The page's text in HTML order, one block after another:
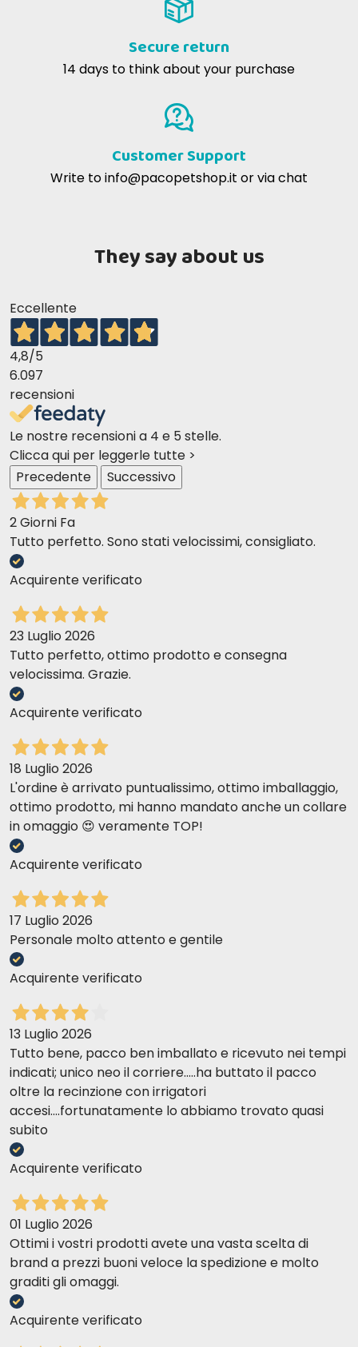
Secure return
14 days to think about your purchase
Customer Support
Write toinfo@pacopetshop.it or via chat
They say about us
Eccellente
4,8/5
6.097
recensioni
Le nostre recensioni a 4 e 5 stelle.
Clicca qui per leggerle tutte >
Precedente
Successivo
2 Giorni Fa
Tutto perfetto. Sono stati velocissimi, consigliato.
Acquirente verificato
23 Luglio 2026
Tutto perfetto, ottimo prodotto e consegna
velocissima. Grazie.
Acquirente verificato
18 Luglio 2026
L'ordine è arrivato puntualissimo, ottimo imballaggio,
ottimo prodotto, mi hanno mandato anche un collare
in omaggio 😍 veramente TOP!
Acquirente verificato
17 Luglio 2026
Personale molto attento e gentile
Acquirente verificato
13 Luglio 2026
Tutto bene, pacco ben imballato e ricevuto nei tempi
indicati; unico neo il corriere.....ha buttato il pacco
oltre la recinzione con irrigatori
accesi....fortunatamente lo abbiamo trovato quasi
subito
Acquirente verificato
01 Luglio 2026
Ottimi i vostri prodotti avete una vasta scelta di
brand a prezzi buoni veloce la spedizione e molto
graditi gli omaggi.
Acquirente verificato